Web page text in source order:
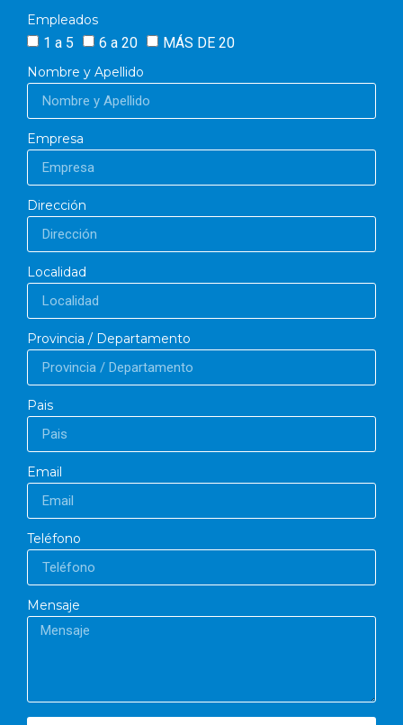
Empleados
1 a 5 6 a 20 MÁS DE 20
Nombre y Apellido
Empresa
Dirección
Localidad
Provincia / Departamento
Pais
Email
Teléfono
Mensaje